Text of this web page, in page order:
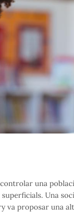
una
Una
va proposar una